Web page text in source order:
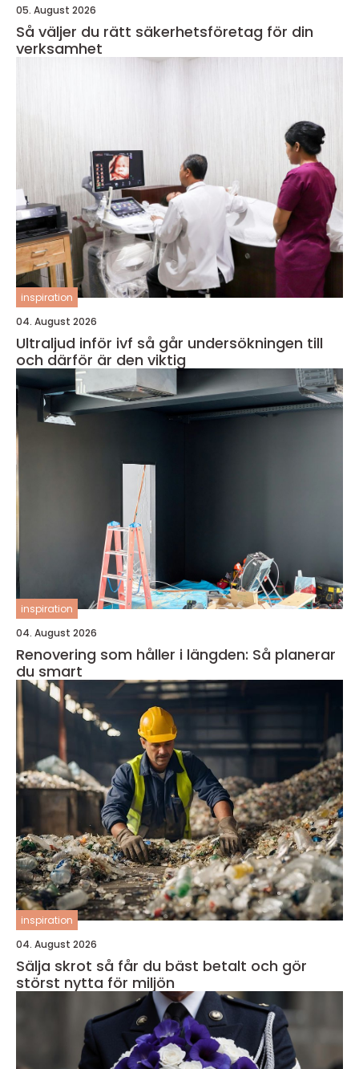
05. August 2026
Så väljer du rätt säkerhetsföretag för din
verksamhet
inspiration
04. August 2026
Ultraljud inför ivf så går undersökningen till
och därför är den viktig
inspiration
04. August 2026
Renovering som håller i längden: Så planerar
du smart
inspiration
04. August 2026
Sälja skrot så får du bäst betalt och gör
störst nytta för miljön